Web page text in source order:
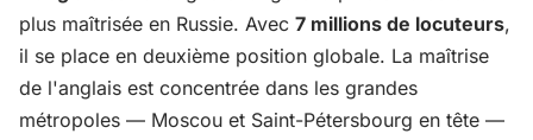
plus maîtrisée en Russie. Avec 7 millions de locuteurs,
il se place en deuxième position globale. La maîtrise
de l'anglais est concentrée dans les grandes
métropoles — Moscou et Saint-Pétersbourg en tête —